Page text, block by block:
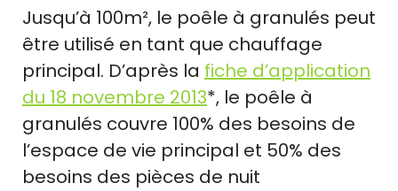
Jusqu’à 100m², le poêle à granulés peut
être utilisé en tant que chauffage
principal. D’après la fiche d’application
du 18 novembre 2013*, le poêle à
granulés couvre 100% des besoins de
l’espace de vie principal et 50% des
besoins des pièces de nuit